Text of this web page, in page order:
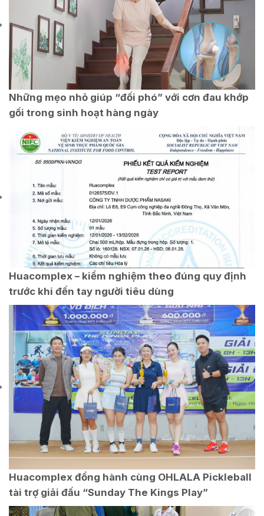
Những mẹo nhỏ giúp “đối phó” với cơn đau khớp
gối trong sinh hoạt hàng ngày
Huacomplex – kiểm nghiệm theo đúng quy định
trước khi đến tay người tiêu dùng
Huacomplex đồng hành cùng OHLALA Pickleball
tài trợ giải đấu “Sunday The Kings Play”